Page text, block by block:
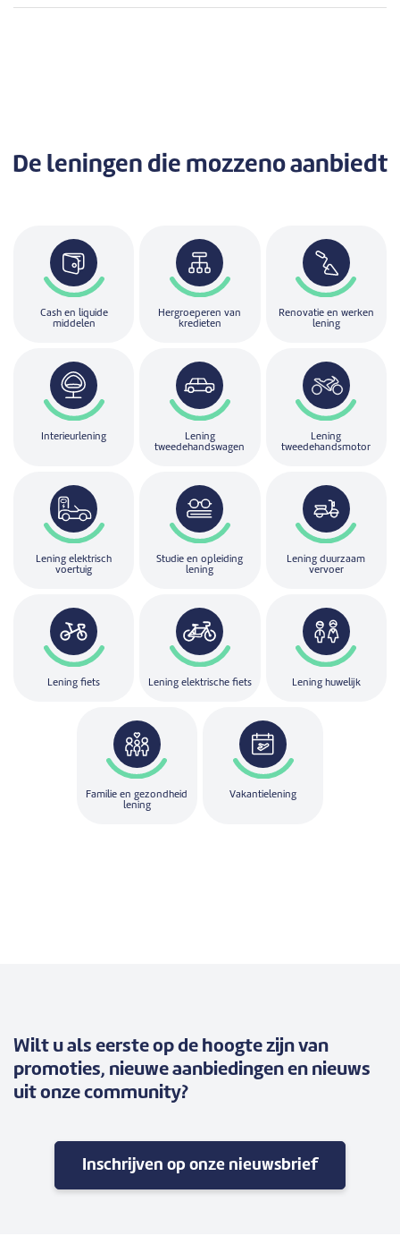
De leningen die mozzeno aanbiedt
Cash en liquide
middelen
Hergroeperen van
kredieten
Renovatie en werken
lening
Interieurlening
Lening
tweedehandswagen
Lening
tweedehandsmotor
Lening elektrisch
voertuig
Studie en opleiding
lening
Lening duurzaam
vervoer
Lening fiets Lening elektrische fiets Lening huwelijk
Familie en gezondheid
lening
Vakantielening
Wilt u als eerste op de hoogte zijn van
promoties, nieuwe aanbiedingen en nieuws
uit onze community?
Inschrijven op onze nieuwsbrief